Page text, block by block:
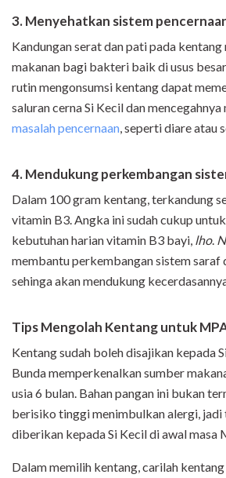
3. Menyehatkan sistem
Kandungan serat dan pati pada
makanan bagi bakteri baik di usus
rutin mengonsumsi kentang dapat
saluran cerna Si Kecil dan
masalah pencernaan , seperti diare atau
4. Mendukung perkembangan
Dalam 100 gram kentang, terkandung
vitamin B3. Angka ini sudah cukup
kebutuhan harian vitamin B3 bayi, lho.
membantu perkembangan sistem saraf
sehinga akan mendukung
Tips Mengolah Kentang untuk
Kentang sudah boleh disajikan kepada
Bunda memperkenalkan sumber
usia 6 bulan. Bahan pangan ini bukan
berisiko tinggi menimbulkan alergi, jadi
diberikan kepada Si Kecil di awal masa
Dalam memilih kentang, carilah